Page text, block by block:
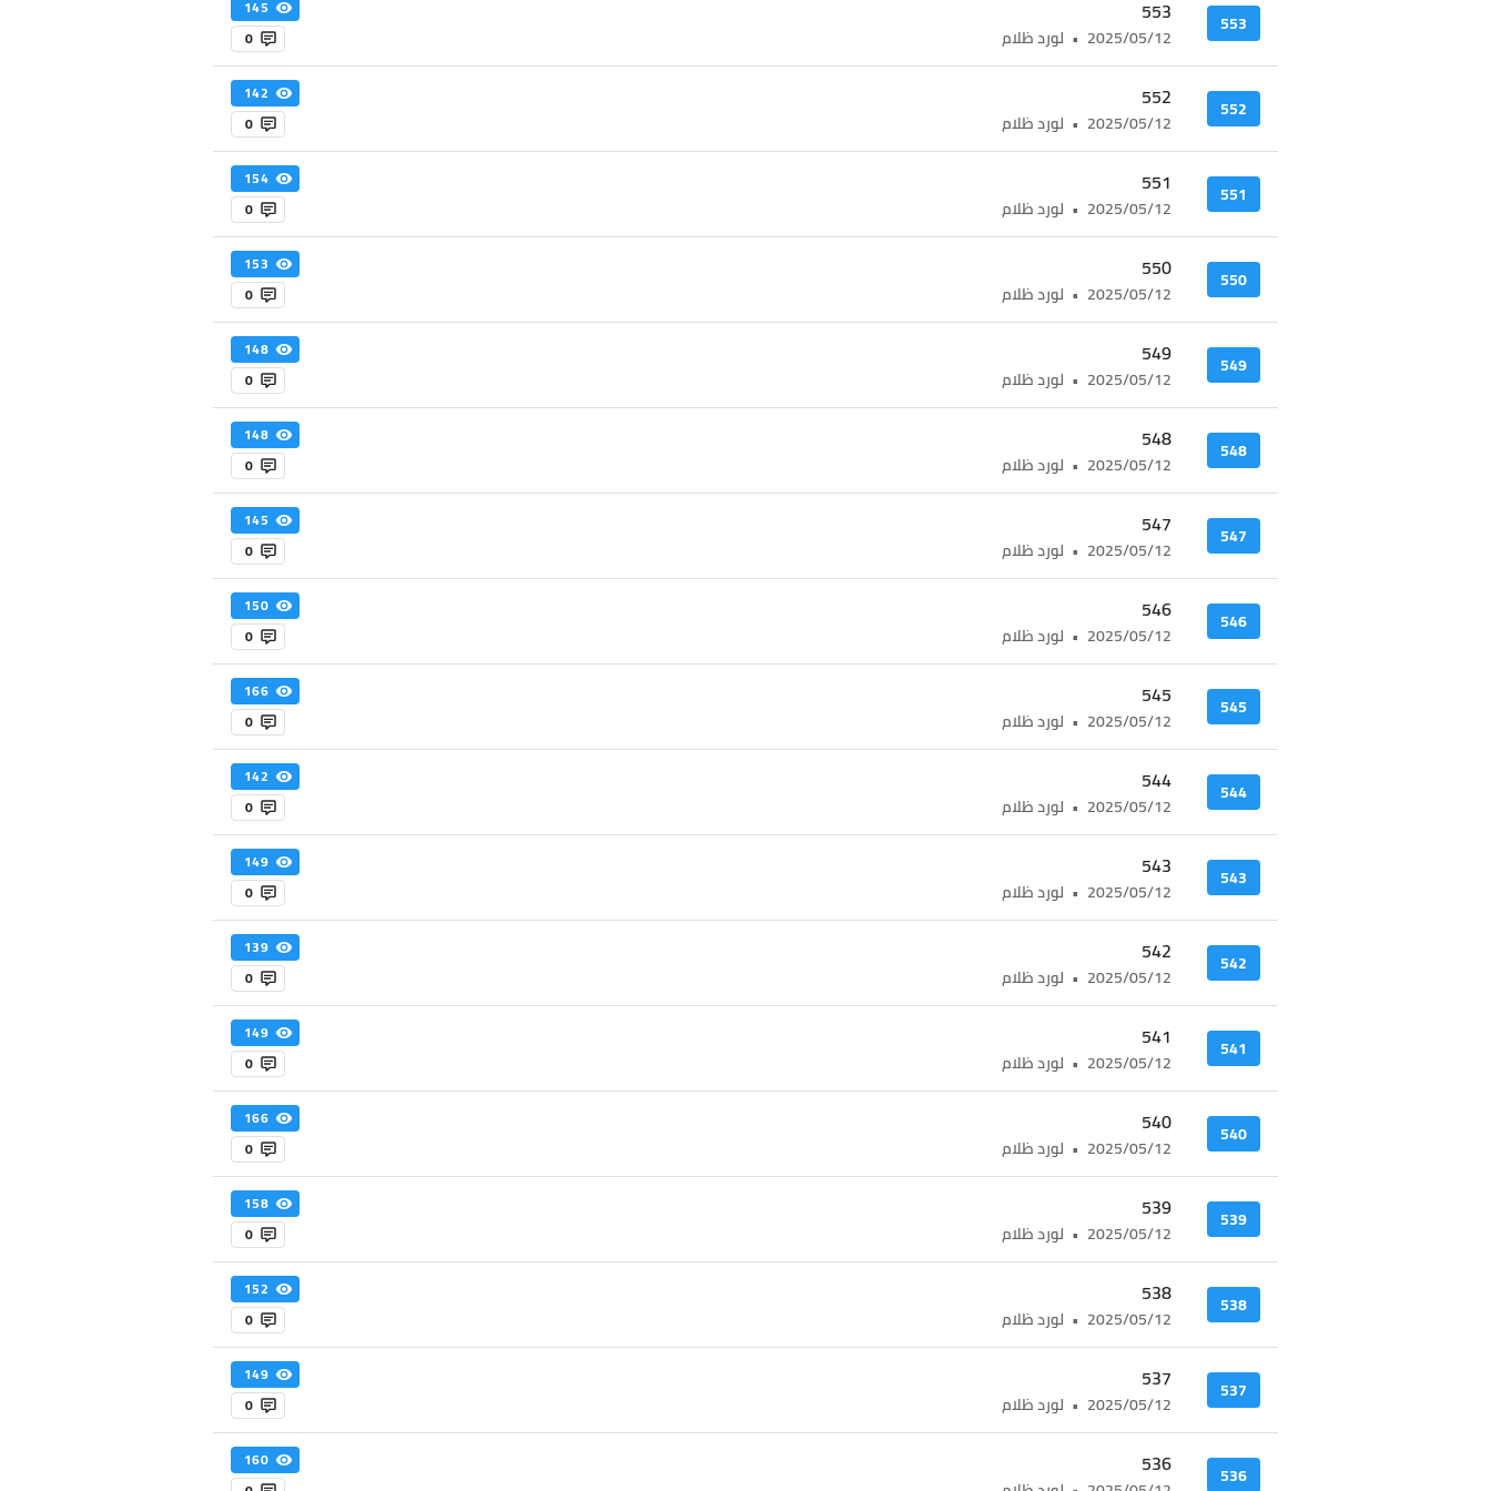
553
553
2025/05/12
• لورد ظلام
145
0
552
552
2025/05/12
• لورد ظلام
142
0
551
551
2025/05/12
• لورد ظلام
154
0
550
550
2025/05/12
• لورد ظلام
153
0
549
549
2025/05/12
• لورد ظلام
148
0
548
548
2025/05/12
• لورد ظلام
148
0
547
547
2025/05/12
• لورد ظلام
145
0
546
546
2025/05/12
• لورد ظلام
150
0
545
545
2025/05/12
• لورد ظلام
166
0
544
544
2025/05/12
• لورد ظلام
142
0
543
543
2025/05/12
• لورد ظلام
149
0
542
542
2025/05/12
• لورد ظلام
139
0
541
541
2025/05/12
• لورد ظلام
149
0
540
540
2025/05/12
• لورد ظلام
166
0
539
539
2025/05/12
• لورد ظلام
158
0
538
538
2025/05/12
• لورد ظلام
152
0
537
537
2025/05/12
• لورد ظلام
149
0
536
536
160